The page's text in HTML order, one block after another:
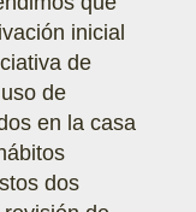
inicial
de
de
en la casa
dos